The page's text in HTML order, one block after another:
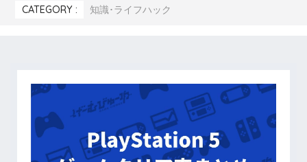
CATEGORY : 知識･ライフハック